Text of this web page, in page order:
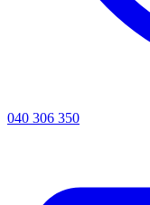
040 306 350